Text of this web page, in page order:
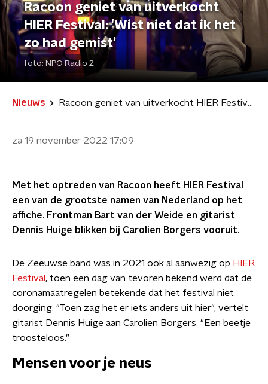
Racoon geniet van uitverkocht
HIER Festival: 'Wist niet dat ik het
zo had gemist'
foto: NPO Radio 2
Nieuws Racoon geniet van uitverkocht HIER Festival: 'Wist niet dat ik het zo had gemist'
za 19 november 2022 17:09
Met het optreden van Racoon heeft HIER Festival
een van de grootste namen van Nederland op het
affiche. Frontman Bart van der Weide en gitarist
Dennis Huige blikken bij Carolien Borgers vooruit.
De Zeeuwse band was in 2021 ook al aanwezig op HIER
Festival , toen een dag van tevoren bekend werd dat de
coronamaatregelen betekende dat het festival niet
doorging. "Toen zag het er iets anders uit hier", vertelt
gitarist Dennis Huige aan Carolien Borgers. "Een beetje
troosteloos."
Mensen voor je neus